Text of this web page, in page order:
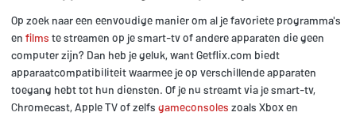
Op zoek naar een eenvoudige manier om al je favoriete programma's
en films te streamen op je smart-tv of andere apparaten die geen
computer zijn? Dan heb je geluk, want Getflix.com biedt
apparaatcompatibiliteit waarmee je op verschillende apparaten
toegang hebt tot hun diensten. Of je nu streamt via je smart-tv,
Chromecast, Apple TV of zelfs gameconsoles zoals Xbox en